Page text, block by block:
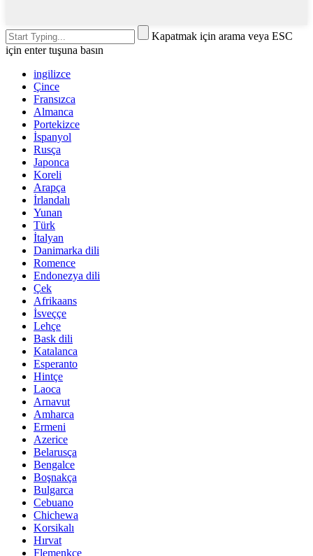
Kapatmak için arama veya ESC
için enter tuşuna basın
ingilizce
Çince
Fransızca
Almanca
Portekizce
İspanyol
Rusça
Japonca
Koreli
Arapça
İrlandalı
Yunan
Türk
İtalyan
Danimarka dili
Romence
Endonezya dili
Çek
Afrikaans
İsveççe
Lehçe
Bask dili
Katalanca
Esperanto
Hintçe
Laoca
Arnavut
Amharca
Ermeni
Azerice
Belarusça
Bengalce
Boşnakça
Bulgarca
Cebuano
Chichewa
Korsikalı
Hırvat
Flemenkçe